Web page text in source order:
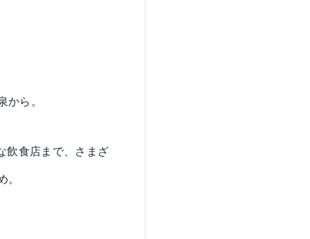
ら。
飲食店まで、さまざ